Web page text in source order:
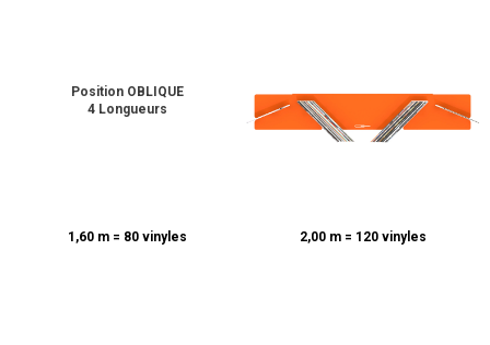
Position OBLIQUE
4 Longueurs
1,60 m = 80 vinyles 2,00 m = 120 vinyles